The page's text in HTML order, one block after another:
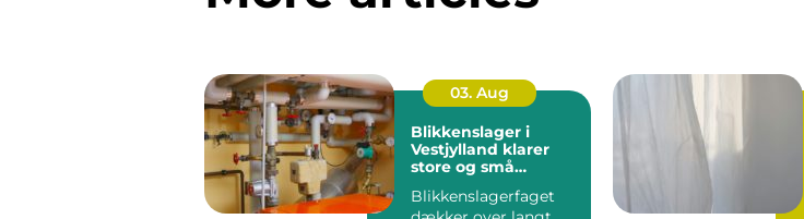
03. Aug
Blikkenslager i
Vestjylland klarer
store og små
Blikkenslagerfaget